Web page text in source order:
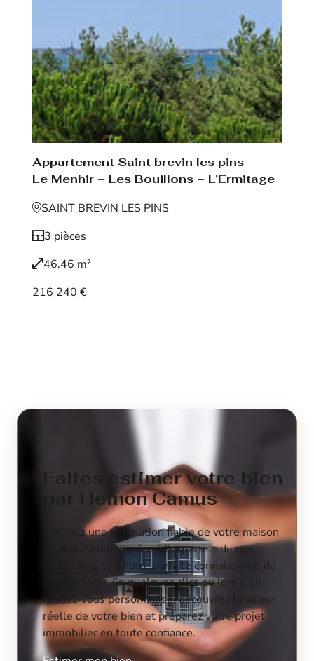
Appartement Saint brevin les pins
Le Menhir – Les Bouillons – L’Ermitage
SAINT BREVIN LES PINS
3 pièces
46.46 m²
216 240 €
Faites estimer votre bien
par Hemon Camus
Obtenez une estimation fiable de votre maison
ou appartement grâce à l’expertise de nos
conseillers et à notre parfaite connaissance du
marché local. En quelques clics ou lors d’un
rendez-vous personnalisé, découvrez la valeur
réelle de votre bien et préparez votre projet
immobilier en toute confiance.